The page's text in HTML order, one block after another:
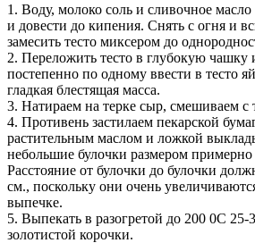
1. Воду, молоко соль и сливочное
и довести до кипения. Снять с огня и
замесить тесто миксером до
2. Переложить тесто в глубокую чашку
постепенно по одному ввести в тесто
гладкая блестящая масса.
3. Натираем на терке сыр, смешиваем с
4. Противень застилаем пекарской
растительным маслом и ложкой
небольшие булочки размером примерно
Расстояние от булочки до булочки
см., поскольку они очень
выпечке.
5. Выпекать в разогретой до 200 0С 25-
золотистой корочки.